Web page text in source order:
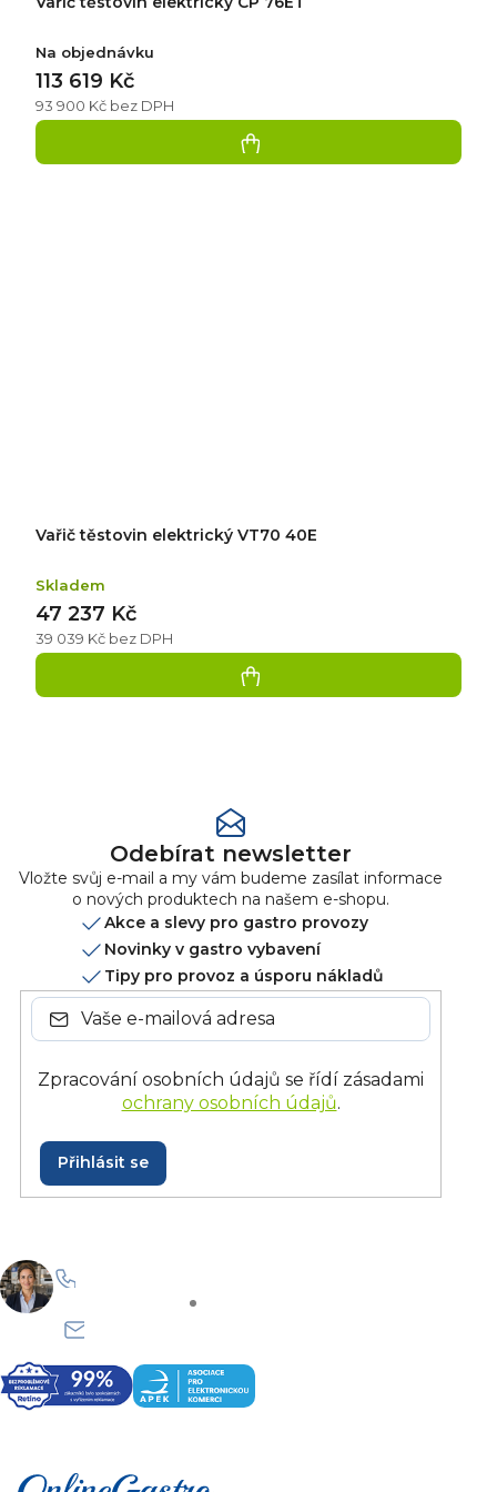
Na objednávku
93 900 Kč bez DPH
113 619 Kč
Vařič těstovin elektrický VT70 40E
Skladem
39 039 Kč bez DPH
47 237 Kč
Odebírat newsletter
Vložte svůj e-mail a my vám budeme zasílat informace
o nových produktech na našem e-shopu.
Akce a slevy pro gastro provozy
Novinky v gastro vybavení
Tipy pro provoz a úsporu nákladů
Zpracování osobních údajů se řídí zásadami
ochrany osobních údajů.
Přihlásit se